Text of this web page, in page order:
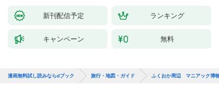
新刊配信予定 ランキング
キャンペーン 無料
漫画無料試し読みならdブック 旅行・地図・ガイド ふくおか周辺 マニアック博